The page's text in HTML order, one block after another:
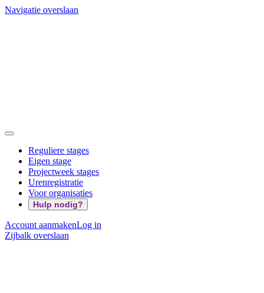
Navigatie overslaan
Reguliere stages
Eigen stage
Projectweek stages
Urenregistratie
Voor organisaties
Hulp nodig?
Account aanmakenLog in
Zijbalk overslaan